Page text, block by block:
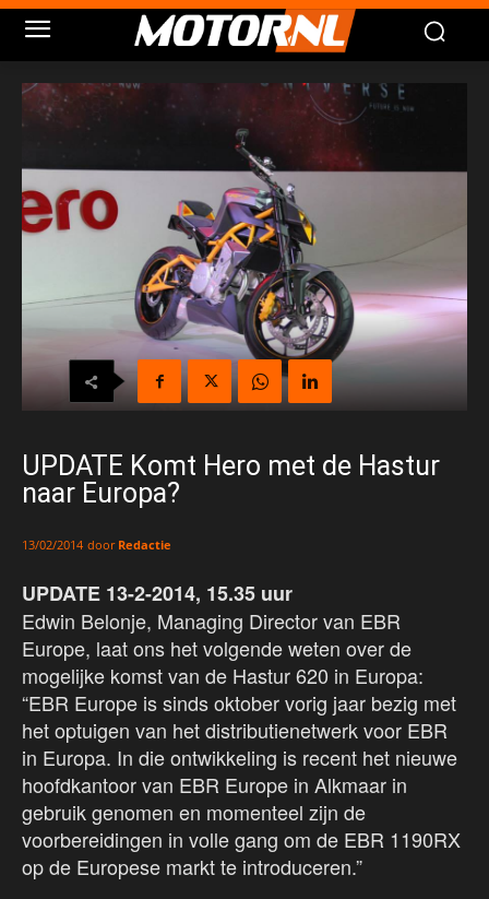
UPDATE Komt Hero met de Hastur
naar Europa?
13/02/2014 door Redactie
UPDATE 13-2-2014, 15.35 uur
Edwin Belonje, Managing Director van EBR
Europe, laat ons het volgende weten over de
mogelijke komst van de Hastur 620 in Europa:
“EBR Europe is sinds oktober vorig jaar bezig met
het optuigen van het distributienetwerk voor EBR
in Europa. In die ontwikkeling is recent het nieuwe
hoofdkantoor van EBR Europe in Alkmaar in
gebruik genomen en momenteel zijn de
voorbereidingen in volle gang om de EBR 1190RX
op de Europese markt te introduceren.”